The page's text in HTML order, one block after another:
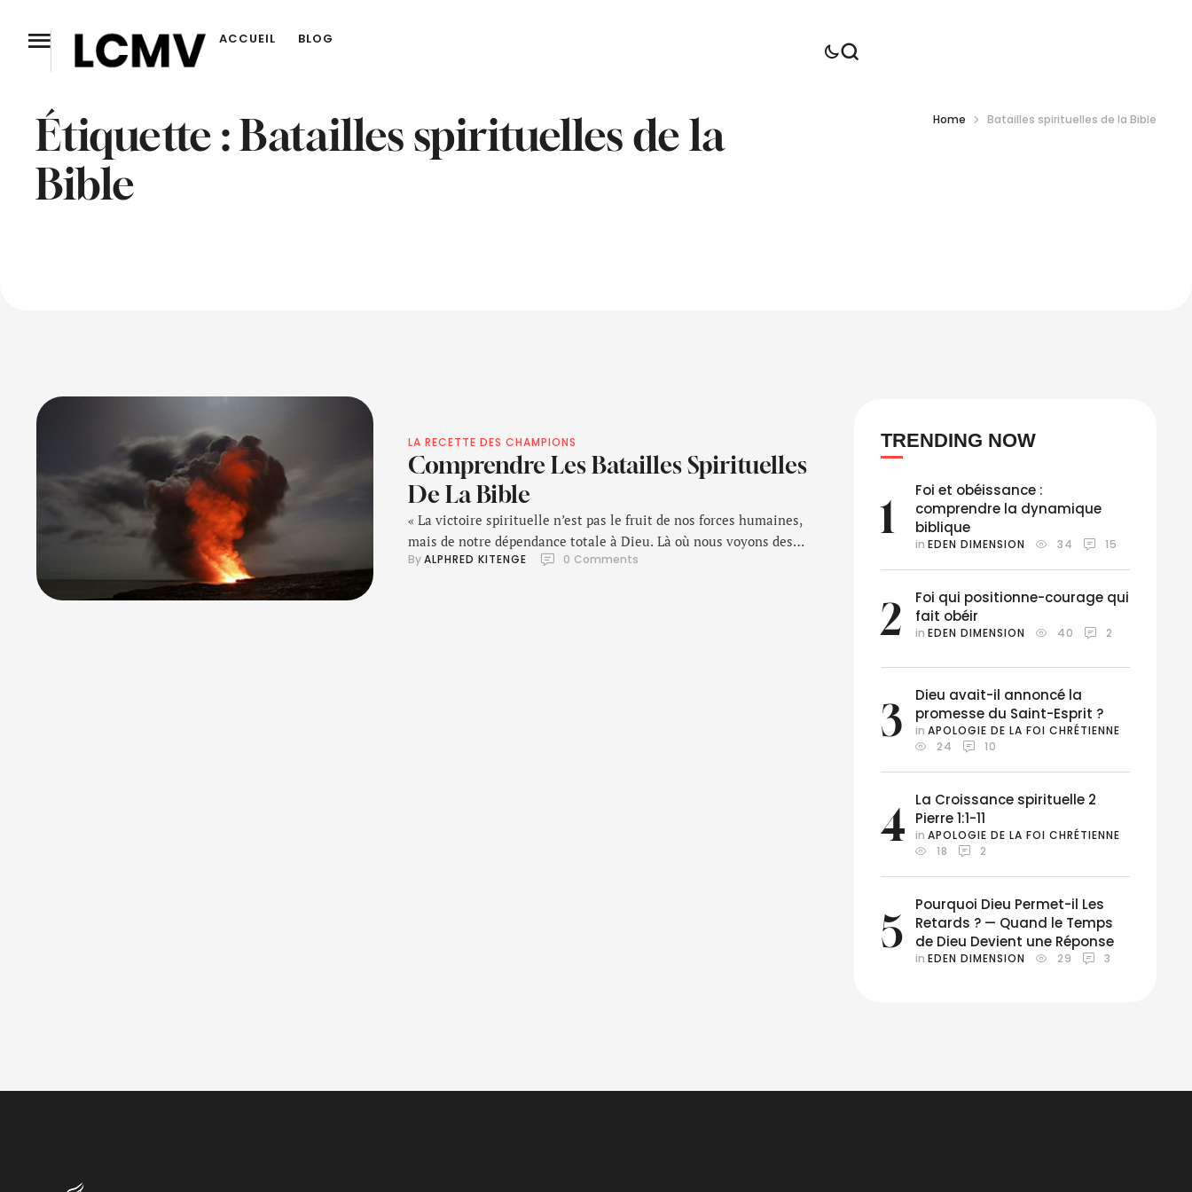
ACCUEIL BLOG
Étiquette :Batailles spirituelles de la
Bible
Home Batailles spirituelles de la Bible
LA RECETTE DES CHAMPIONS
Comprendre Les Batailles Spirituelles
De La Bible
« La victoire spirituelle n’est pas le fruit de nos forces humaines,
mais de notre dépendance totale à Dieu. Là où nous voyons des
géants, Lui voit des occasions pour montrer Sa puissance. »
By ALPHRED KITENGE 0 Comments
TRENDING NOW
1
Foi et obéissance :
comprendre la dynamique
biblique
in EDEN DIMENSION 34 15
2
Foi qui positionne-courage qui
fait obéir
in EDEN DIMENSION 40 2
3
Dieu avait-il annoncé la
promesse du Saint-Esprit ?
in APOLOGIE DE LA FOI CHRÉTIENNE
24
10
4
La Croissance spirituelle 2
Pierre 1:1-11
in APOLOGIE DE LA FOI CHRÉTIENNE
18
2
5
Pourquoi Dieu Permet-il Les
Retards ? — Quand le Temps
de Dieu Devient une Réponse
in EDEN DIMENSION 29 3